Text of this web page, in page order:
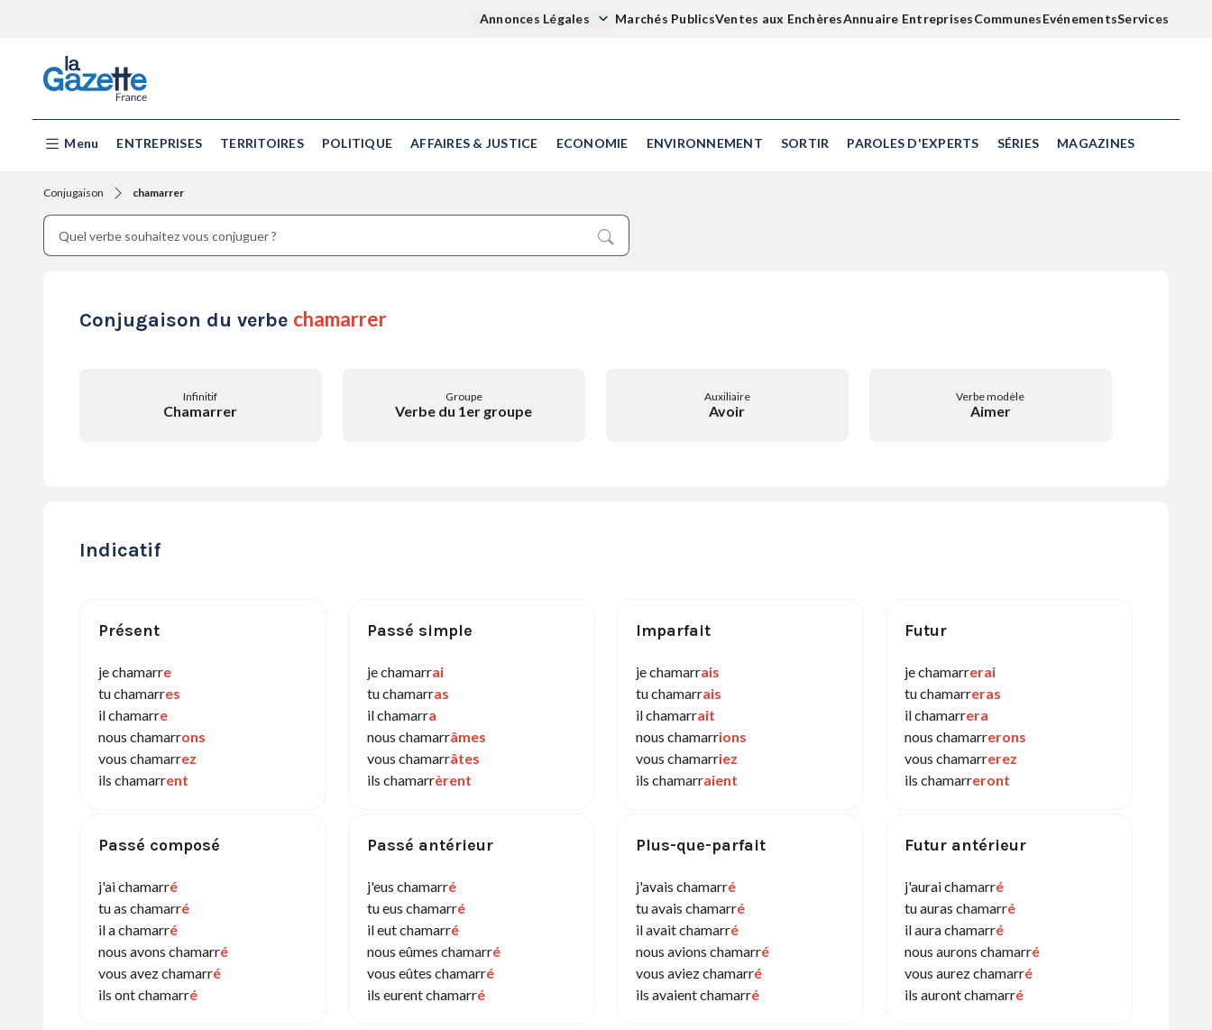
Annonces Légales Marchés PublicsVentes aux EnchèresAnnuaire EntreprisesCommunesEvénementsServices
Menu ENTREPRISES TERRITOIRES POLITIQUE AFFAIRES & JUSTICE ECONOMIE ENVIRONNEMENT SORTIR PAROLES D'EXPERTS SÉRIES MAGAZINES
Conjugaison chamarrer
Conjugaison du verbe chamarrer
Infinitif
Chamarrer
Groupe
Verbe du 1er groupe
Auxiliaire
Avoir
Verbe modèle
Aimer
Indicatif
Présent
je chamarre
tu chamarres
il chamarre
nous chamarrons
vous chamarrez
ils chamarrent
Passé simple
je chamarrai
tu chamarras
il chamarra
nous chamarrâmes
vous chamarrâtes
ils chamarrèrent
Imparfait
je chamarrais
tu chamarrais
il chamarrait
nous chamarrions
vous chamarriez
ils chamarraient
Futur
je chamarrerai
tu chamarreras
il chamarrera
nous chamarrerons
vous chamarrerez
ils chamarreront
Passé composé
j'ai chamarré
tu as chamarré
il a chamarré
nous avons chamarré
vous avez chamarré
ils ont chamarré
Passé antérieur
j'eus chamarré
tu eus chamarré
il eut chamarré
nous eûmes chamarré
vous eûtes chamarré
ils eurent chamarré
Plus-que-parfait
j'avais chamarré
tu avais chamarré
il avait chamarré
nous avions chamarré
vous aviez chamarré
ils avaient chamarré
Futur antérieur
j'aurai chamarré
tu auras chamarré
il aura chamarré
nous aurons chamarré
vous aurez chamarré
ils auront chamarré